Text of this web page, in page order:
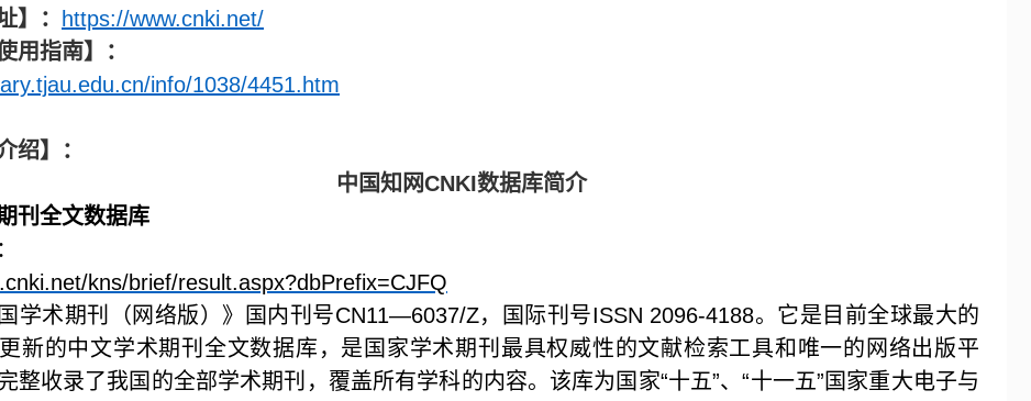
】：
https://www.cnki.net/
用指南】：
info/1038/4451.htm
绍】：
中国知网CNKI数据库简介
刊全文数据库
kns/brief/result.aspx?dbPrefix=CJFQ
国学术期刊（网络版）》国内刊号CN11—6037/Z，国际刊号ISSN 2096-4188。它是目前全球最大的
新的中文学术期刊全文数据库，是国家学术期刊最具权威性的文献检索工具和唯一的网络出版平
整收录了我国的全部学术期刊，覆盖所有学科的内容。该库为国家“十五”、“十一五”国家重大电子与